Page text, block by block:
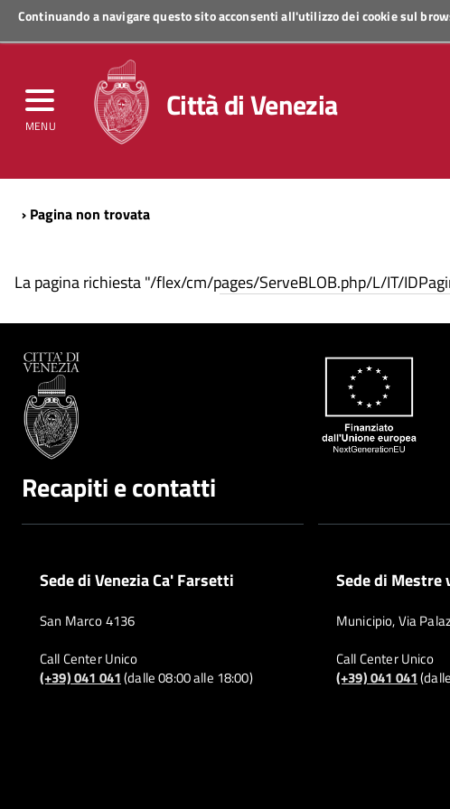
Continuando a navigare questo sito acconsenti all'utilizzo dei cookie sul
MENU
Regione Veneto
Città di Venezia
› Pagina non trovata
La pagina richiesta "/flex/cm/pages/ServeBLOB.php/L/IT/
Recapiti e contatti
Sede di Venezia Ca' Farsetti
San Marco 4136
Call Center Unico
(+39) 041 041(dalle 08:00 alle 18:00)
Sede di Mestre
Municipio, Via
Call Center Unico
(+39) 041 041